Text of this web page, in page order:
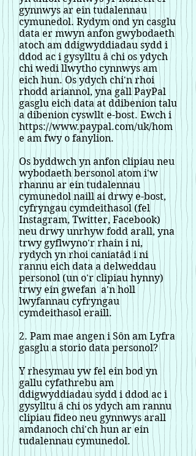
gynnwys ar ein tudalennau
cymunedol. Rydym ond yn casglu
data er mwyn anfon gwybodaeth
atoch am ddigwyddiadau sydd i
ddod ac i gysylltu â chi os ydych
chi wedi llwytho cynnwys am
eich hun. Os ydych chi'n rhoi
rhodd ariannol, yna gall PayPal
gasglu eich data at ddibenion talu
a dibenion cyswllt e-bost. Ewch i
https://www.paypal.com/uk/hom
e am fwy o fanylion.
Os byddwch yn anfon clipiau neu
wybodaeth bersonol atom i'w
rhannu ar ein tudalennau
cymunedol naill ai drwy e-bost,
cyfryngau cymdeithasol (fel
Instagram, Twitter, Facebook)
neu drwy unrhyw fodd arall, yna
trwy gyflwyno'r rhain i ni,
rydych yn rhoi caniatâd i ni
rannu eich data a delweddau
personol (un o'r clipiau hynny)
trwy ein gwefan a'n holl
lwyfannau cyfryngau
cymdeithasol eraill.
2. Pam mae angen i Sôn am Lyfra
gasglu a storio data personol?
Y rhesymau yw fel ein bod yn
gallu cyfathrebu am
ddigwyddiadau sydd i ddod ac i
gysylltu â chi os ydych am rannu
clipiau fideo neu gynnwys arall
amdanoch chi'ch hun ar ein
tudalennau cymunedol.